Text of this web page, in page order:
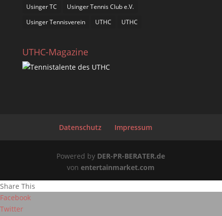
Usinger TC
Usinger Tennis Club e.V.
Usinger Tennisverein
UTHC UTHC
UTHC-Magazine
Datenschutz Impressum
Powered by DER-PR-BERATER.de
vonentertainmarket.com
Share This
Facebook
Twitter